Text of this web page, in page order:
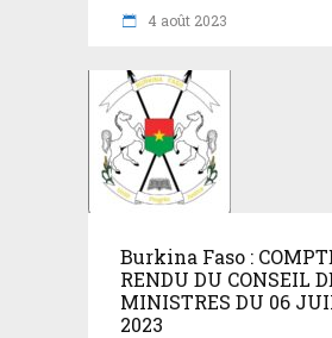
4 août 2023
Burkina Faso :
RENDU DU CONSEIL
MINISTRES DU 06
2023